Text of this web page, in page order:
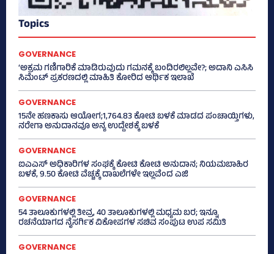
Topics
GOVERNANCE
‘ಅಕ್ರಮ ಗಣಿಗಾರಿಕೆ ಮಾಡಿರುವುದು ಗಮನಕ್ಕೆ ಬಂದಿರಲಿಲ್ಲವೇ?; ಅದಾನಿ ಎಸಿಸಿ
ಸಿಮೆಂಟ್ ಪ್ರಕರಣದಲ್ಲಿ ಮಾಹಿತಿ ಕೋರಿದ ಆರ್ಥಿಕ ಇಲಾಖೆ
GOVERNANCE
15ನೇ ಹಣಕಾಸು ಆಯೋಗ;1,764.83 ಕೋಟಿ ಬಳಕೆ ಮಾಡದ ಪಂಚಾಯ್ತಿಗಳು,
ನರೇಗಾ ಅನುದಾನವೂ ಅನ್ಯ ಉದ್ದೇಶಕ್ಕೆ ಬಳಕೆ
GOVERNANCE
ಐಎಎಸ್‌ ಅಧಿಕಾರಿಗಳ ಸಂಘಕ್ಕೆ ಕೋಟಿ ಕೋಟಿ ಅನುದಾನ; ನಿಯಮಬಾಹಿರ
ಬಳಕೆ, 9.50 ಕೋಟಿ ವೆಚ್ಚಕ್ಕೆ ದಾಖಲೆಗಳೇ ಇಲ್ಲವೆಂದ ಎಜಿ
GOVERNANCE
54 ತಾಲೂಕುಗಳಲ್ಲಿ ತೀವ್ರ, 40 ತಾಲೂಕುಗಳಲ್ಲಿ ಮಧ್ಯಮ ಬರ; ಇನ್ನೂ
ರಚನೆಯಾಗದ ನೈಸರ್ಗಿಕ ವಿಕೋಪಗಳ ಸಚಿವ ಸಂಪುಟ ಉಪ ಸಮಿತಿ
GOVERNANCE